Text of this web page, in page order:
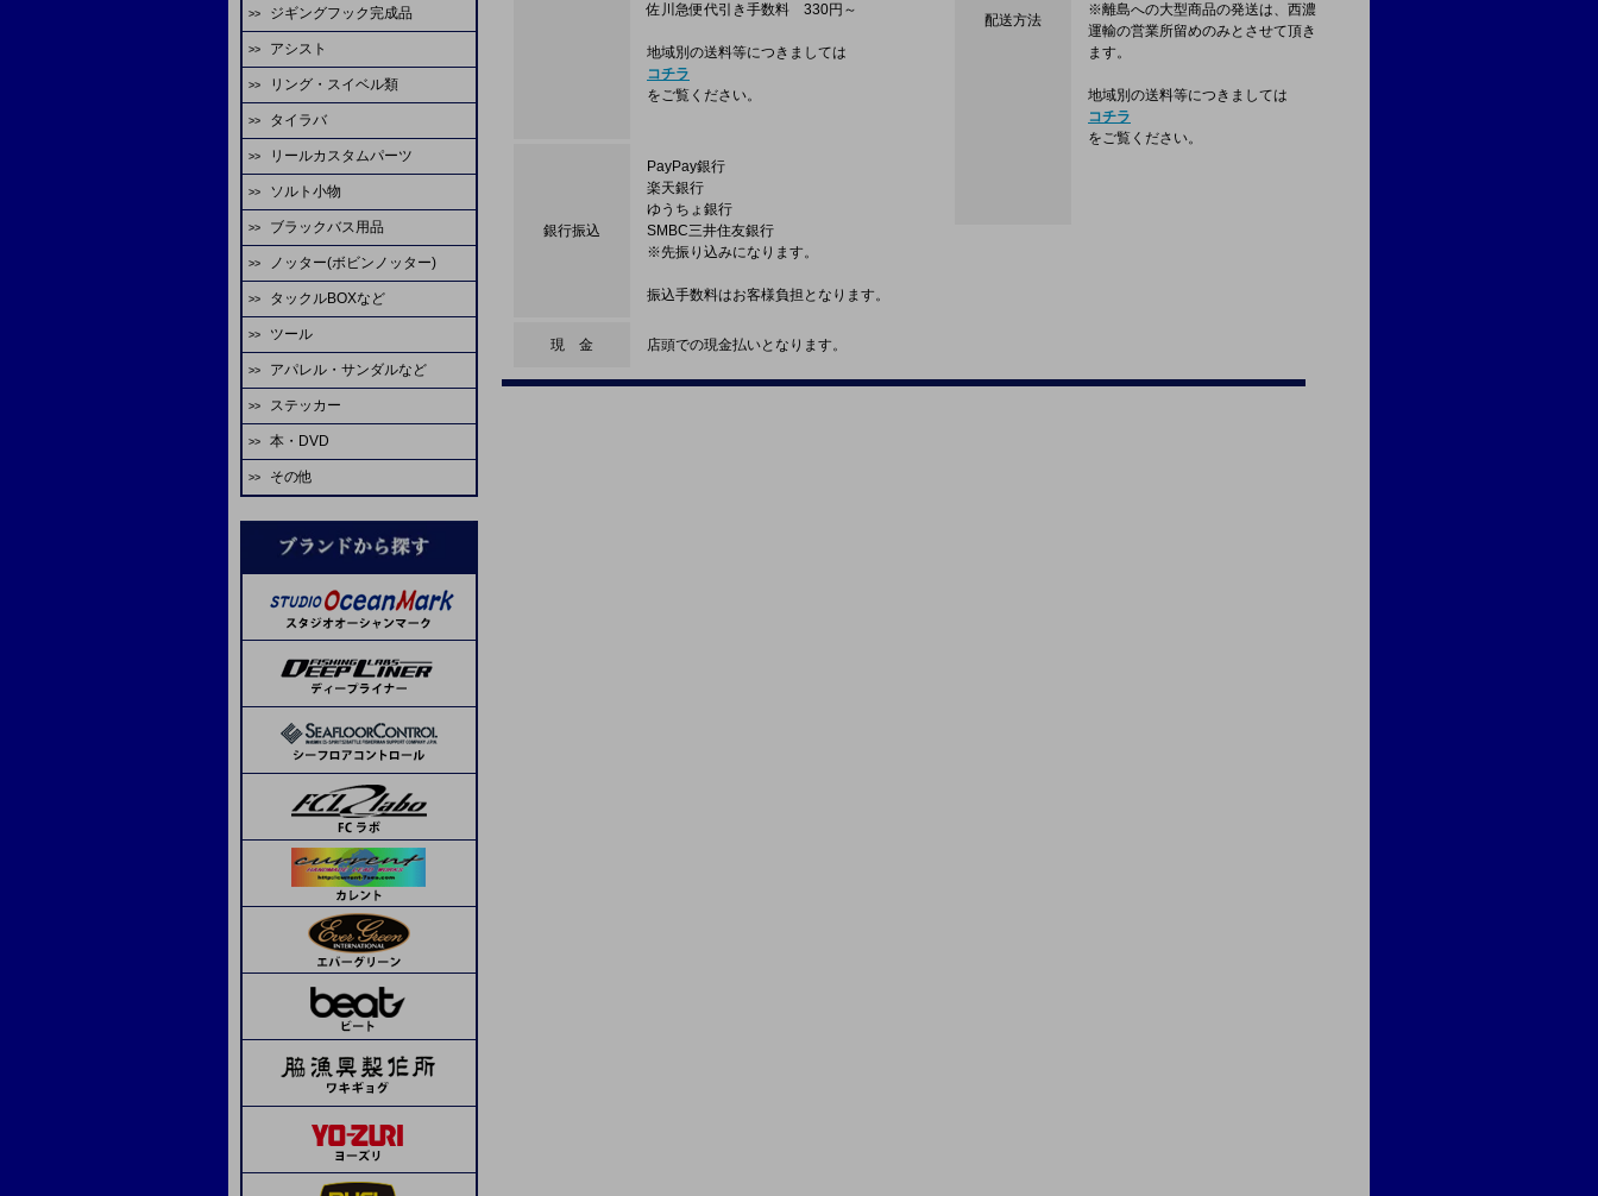
天龍
ヤマガブランクス
シマノ
がまかつ
ゼスタ
ゼニス
テイルウォーク
アブガルシア
エイテック
バレーヒル
ゴールデンミーン
パームス
ジャンキーワークス
ダイワ
剛樹
リップル
APIA
メジャークラフト
オリムピック
レスターファイン
タカ産業
メガバス
下田漁具
ベーシックギア
オリムピック
ブルーニングハーツ
クレイジーオーシャン
ASS
ディープライナー
オクマ
アブガルシア
テイルウォーク
アルファタックス
グローブライド
エイテック
オーシャンフリークス
マクセル
ミヒロ精機
アベットリール
レスターファイン
オプション
テイルウォーク
備品
カレント
K-craft
山ジグ
ビート
CB ONE
uroco
REALS
EDUCE
枝豆じぐ
Lots Of Art
ブルーブルー
脇漁具
ヨーヅリ
デュエル
ランブルベイト
ピエールジグ
ジャッカル
K-FLAT
海遊少年
ima
クレイジーオーシャン
ダミキジャパン
ゼスタ
ソルトウォーターボーイズ
ASSジグ
デプスハンター
サンライン
YGKよつあみ
ゴーセン
ダイワ
A-TEC
モーリス
メジャークラフト
ヤマトヨ
バリバス
ラインコート類
シーガー
サンライン
がまかつ
バレーヒル
ASS
オーナー
プロセレ
VARIVAS
ゴーセン
ネイチャーボーイズ
下田漁具
シーフロアコントロール
ASS
ダイワ
シャウト
odz
カツイチ
ヴァンフック
ゴーへ
がまかつ
オーナー
スティンガー
コアマン
ネイヤーボーイズ
SFC
beat
ティクト
ハヤブサ
オーシャンフリーク
タコ用針
ミヤマエ
フィネス
下田漁具
CB ONE
MCワークス
ジャッカル
スタジオオーシャンマーク
ジギングフック完成品
スクラップオリジナル
シーフロアコントロール
ASS
デコイ
オーナー
シャウト
ヤマイ
クレイジーオーシャン
ジャスティス
剣屋
がまかつ
シマノ
ヴァンフック
ゼスタ
SOM
ステキ針
ネイチャーボーイズ
アシスト工房
CB ONE
ハヤブサ
beat
オーシャンフリーク
フィネス
リブレ
コモジグ
タカ産業
ゴーへ
アシスト
ASS
オーナー
シャウト
ゴーセン
大洋
ヤマトヨ
がまかつ
YGKよつあみ
ダイワ
ヤマイ
フィッシングファイターズ
糸・チューブ
ヴァンフック
UOSO
デコイ
サンライン
リング・スイベル類
シーフロアコントロール
HOT'S
odz
がまかつ
WaterLand
ゼスタ
スタジオオーシャンマーク
ヤリエ
オーナー
ASS
B.Rig's
エヌティスイベル
フィッシングファイターズ
ボーズレス
ボウズ
デコイ
タカ産業
CB ONE
Boggy
下田漁具
エバーグリーン
ミヤマエ
ヤマシタ
セイカイコレクション
ヴァンフック
タイラバ
ハヤブサ
ジャッカル
ダイワ
シマノ
SEAFLOORCONTROL
がまかつ
ライズジャパン
ソルトウォーターボーイズ
reins（スペアパーツ）
ラバーパーツ
スペアフック
リールカスタムパーツ
スタジオオーシャンマーク
エバーグリーン
LIVRE
ソルトウォーターボーイズ
シマノ
マーフィックスパーツ
SPI ミゾハン
オーシャンフリークス
コーモラン
ティクト
ABU
コーモラン
トライアル
シーフロアコントロール
Avail
ディープライナー
ソウルズ
ドロップカスタム
エイテック
グリス・オイル
ソルト小物
タコベイト
ジグヘッド
ソルトワーム
サビキ
IKA
蛸
ブラックバス用品
淡水ロッド
淡水リール
バスルアー・ワーム
バス用フック
バス用ライン
ノッター(ボビンノッター)
タックルBOXなど
ツール
アパレル・サンダルなど
ステッカー
本・DVD
その他
佐川急便代引き手数料 330円～
地域別の送料等につきましては
コチラ
をご覧ください。
銀行振込
PayPay銀行
楽天銀行
ゆうちょ銀行
SMBC三井住友銀行
※先振り込みになります。
振込手数料はお客様負担となります。
現 金 店頭での現金払いとなります。
配送方法
※離島への大型商品の発送は、西濃
運輸の営業所留めのみとさせて頂き
ます。
地域別の送料等につきましては
コチラ
をご覧ください。